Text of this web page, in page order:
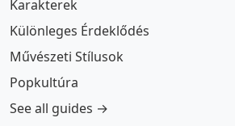
Karakterek
Különleges Érdeklődés
Művészeti Stílusok
Popkultúra
See all guides →